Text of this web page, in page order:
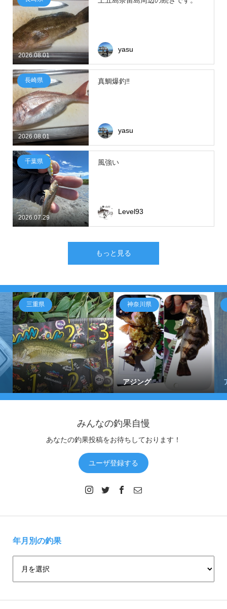
2026.08.01
yasu
2026.08.01
長崎県 真鯛爆釣‼
yasu
2026.07.29
千葉県 風強い
Level93
もっと見る
三重県 神奈川県
アジング
みんなの釣果自慢
あなたの釣果投稿をお待ちしております！
ユーザ登録する
年月別の釣果